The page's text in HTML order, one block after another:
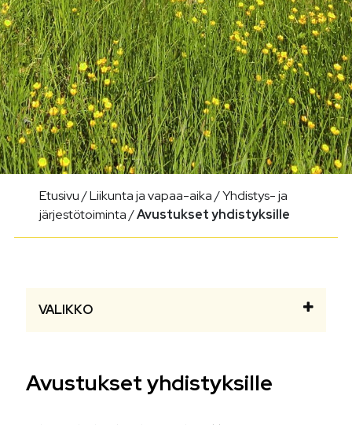
Etusivu/Liikunta ja vapaa-aika/Yhdistys- ja
järjestötoiminta/Avustukset yhdistyksille
VALIKKO
Avustukset yhdistyksille